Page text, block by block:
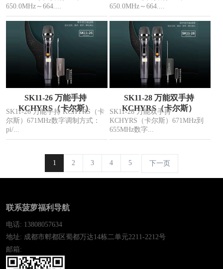
650.0MHz～664....
650.0MHz～664....
SK11-26 万能手持
KCHYRS（卡尔斯）
SK11-26 万能手持 KCHYRS（卡
尔斯）671MHz数字调制方式：
pi/...
SK11-28 万能双手持
KCHYRS（卡尔斯）
SK11-28 万能双手持
KCHYRS（卡尔斯）671MHz到
655MHz数字...
1 2 3 4 5 下一页
联系菠萝福利导航
电话: 13808057634
地址: 成都市郫都区蜀都万达14栋二单元2211-2212号
邮箱: